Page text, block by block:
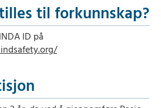
til forkunnskap?
ID på